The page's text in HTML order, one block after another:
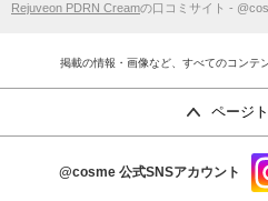
Rejuveon PDRN Creamの口コミサイト -
掲載の情報・画像など、すべてのコンテ
ページ
@cosme 公式SNSアカウント